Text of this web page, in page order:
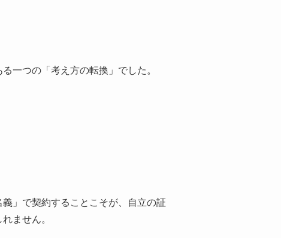
一つの「考え方の転換」でした。
」で契約することこそが、自立の証
ません。